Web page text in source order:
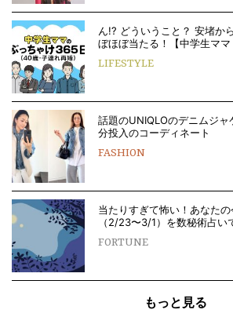
ん!? どういうこと？ 安堵か
ぼほぼ当たる！【中学生マ
LIFESTYLE
話題のUNIQLOのデニムジ
分投入のコーディネート
FASHION
当たりすぎて怖い！あなた
（2/23〜3/1）を数秘術占い
FORTUNE
もっと見る